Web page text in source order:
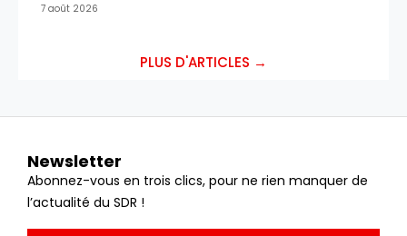
7 août 2026
PLUS D'ARTICLES →
Newsletter
Abonnez-vous en trois clics, pour ne rien manquer de
l’actualité du SDR !